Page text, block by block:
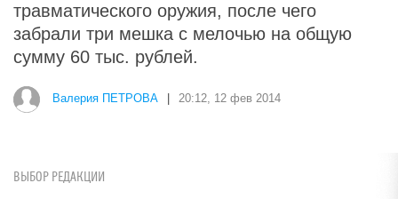
травматического оружия, после чего
забрали три мешка с мелочью на общую
сумму 60 тыс. рублей.
Валерия ПЕТРОВА 20:12, 12 фев 2014
ВЫБОР РЕДАКЦИИ